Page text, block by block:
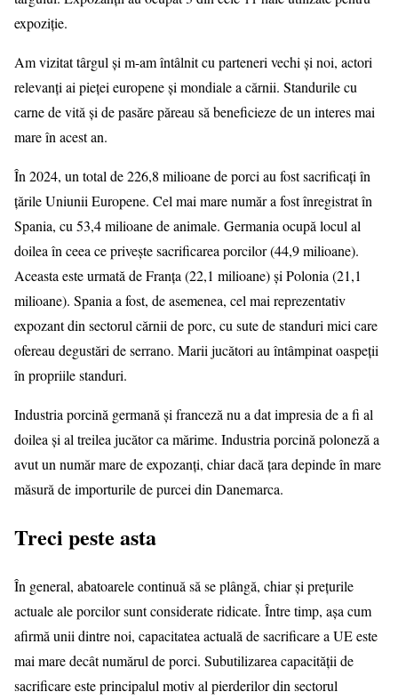
expoziție.
Am vizitat târgul și m-am întâlnit cu parteneri vechi și noi, actori
relevanți ai pieței europene și mondiale a cărnii. Standurile cu
carne de vită și de pasăre păreau să beneficieze de un interes mai
mare în acest an.
În 2024, un total de 226,8 milioane de porci au fost sacrificați în
țările Uniunii Europene. Cel mai mare număr a fost înregistrat în
Spania, cu 53,4 milioane de animale. Germania ocupă locul al
doilea în ceea ce privește sacrificarea porcilor (44,9 milioane).
Aceasta este urmată de Franța (22,1 milioane) și Polonia (21,1
milioane). Spania a fost, de asemenea, cel mai reprezentativ
expozant din sectorul cărnii de porc, cu sute de standuri mici care
ofereau degustări de serrano. Marii jucători au întâmpinat oaspeții
în propriile standuri.
Industria porcină germană și franceză nu a dat impresia de a fi al
doilea și al treilea jucător ca mărime. Industria porcină poloneză a
avut un număr mare de expozanți, chiar dacă țara depinde în mare
măsură de importurile de purcei din Danemarca.
Treci peste asta
În general, abatoarele continuă să se plângă, chiar și prețurile
actuale ale porcilor sunt considerate ridicate. Între timp, așa cum
afirmă unii dintre noi, capacitatea actuală de sacrificare a UE este
mai mare decât numărul de porci. Subutilizarea capacității de
sacrificare este principalul motiv al pierderilor din sectorul